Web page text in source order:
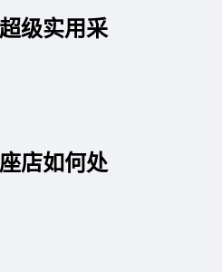
级实用采
店如何处